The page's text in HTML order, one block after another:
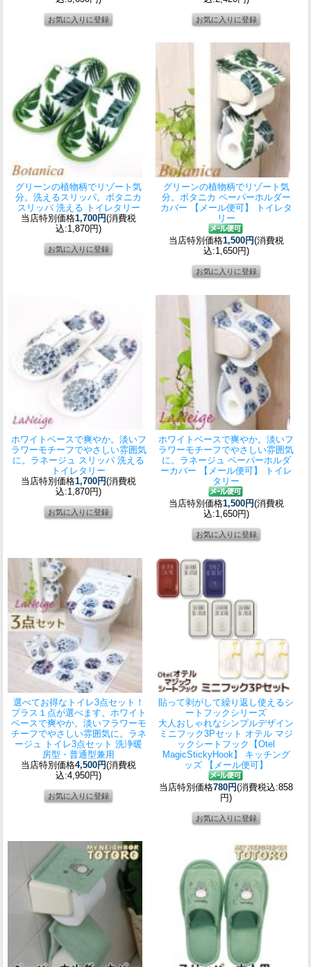
グリーンの植物柄でリゾート気
分。洗えるスリッパ。ボタニカ
スリッパ 洗える トイレタリー
当店特別価格1,700円(消費税
込:1,870円)
グリーンの植物柄でリゾート気
分。 ボタニカ ペーパーホルダー
カバー 【メール便可】 トイレタ
リー
当店特別価格1,500円(消費税
込:1,650円)
ホワイトベースで爽やか。淡いフ
ラワーモチーフでやさしい雰囲気
に。 ラネージュ スリッパ 洗える
トイレタリー
当店特別価格1,700円(消費税
込:1,870円)
ホワイトベースで爽やか。淡いフ
ラワーモチーフでやさしい雰囲気
に。 ラネージュ ペーパーホルダ
ーカバー 【メール便可】 トイレ
タリー
当店特別価格1,500円(消費税
込:1,650円)
選べてお得なトイレ3点セット！
プラス１点が選べます。ホワイト
ベースで爽やか。淡いフラワーモ
チーフでやさしい雰囲気に。 ラネ
ージュ トイレ3点セット 洗浄暖
房型・普通型兼用
当店特別価格4,500円(消費税
込:4,950円)
貼って剥がして繰り返し使えるシ
ートフックシリーズ
大人おしゃれなシンプルデザイン
ミニフック3Pセット オテル マジ
ックシートフック【Otel
MagicStickyHook】 キッチング
ッズ 【メール便可】
当店特別価格780円(消費税込:858
円)